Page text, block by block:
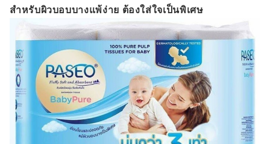
สำหรับผิวบอบบางแพ้ง่าย ต้องใส่ใจเป็นพิเศษ